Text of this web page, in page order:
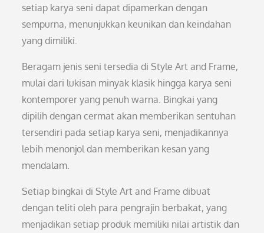
setiap karya seni dapat dipamerkan dengan
sempurna, menunjukkan keunikan dan keindahan
yang dimiliki.
Beragam jenis seni tersedia di Style Art and Frame,
mulai dari lukisan minyak klasik hingga karya seni
kontemporer yang penuh warna. Bingkai yang
dipilih dengan cermat akan memberikan sentuhan
tersendiri pada setiap karya seni, menjadikannya
lebih menonjol dan memberikan kesan yang
mendalam.
Setiap bingkai di Style Art and Frame dibuat
dengan teliti oleh para pengrajin berbakat, yang
menjadikan setiap produk memiliki nilai artistik dan